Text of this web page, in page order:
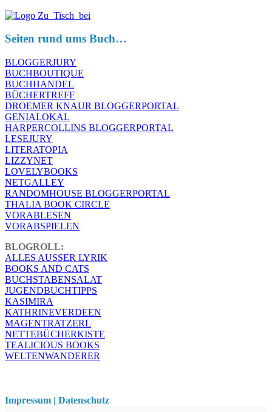
Seiten rund ums Buch…
BLOGGERJURY
BUCHBOUTIQUE
BUCHHANDEL
BÜCHERTREFF
DROEMER KNAUR BLOGGERPORTAL
GENIALOKAL
HARPERCOLLINS BLOGGERPORTAL
LESEJURY
LITERATOPIA
LIZZYNET
LOVELYBOOKS
NETGALLEY
RANDOMHOUSE BLOGGERPORTAL
THALIA BOOK CIRCLE
VORABLESEN
VORABSPIELEN
BLOGROLL:
ALLES AUSSER LYRIK
BOOKS AND CATS
BUCHSTABENSALAT
JUGENDBUCHTIPPS
KASIMIRA
KATHRINEVERDEEN
MAGENTRATZERL
NETTEBÜCHERKISTE
TEALICIOUS BOOKS
WELTENWANDERER
Impressum | Datenschutz